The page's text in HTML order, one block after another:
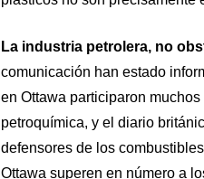
La industria petrolera, no
comunicación han estado
en Ottawa participaron
petroquímica, y el diario
defensores de los
Ottawa superen en número a